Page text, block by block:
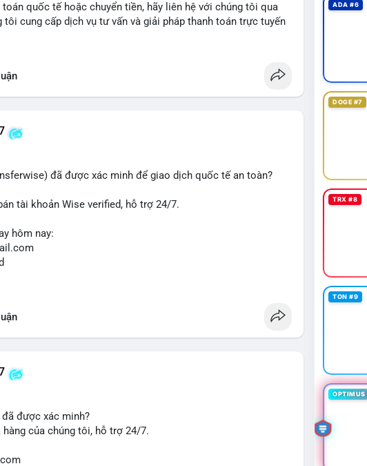
quốc tế hoặc chuyển tiền, hãy liên hệ với chúng tôi qua
tôi cung cấp dịch vụ tư vấn và giải pháp thanh toán trực tuyến
đã được xác minh để giao dịch quốc tế an toàn?
tài khoản Wise verified, hỗ trợ 24/7.
hôm nay:
#seo #smm #trendingnow #cashout #sendmoney
đã được xác minh?
của chúng tôi, hỗ trợ 24/7.
ADA #6
DOGE #7
TRX #8
TON #9
OPTIMUS